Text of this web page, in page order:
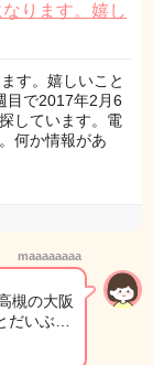
ります。嬉し
す。嬉しいこと
目で2017年2月6
しています。電
何か情報があ
maaaaaaaa
槻の大阪
だいぶ…